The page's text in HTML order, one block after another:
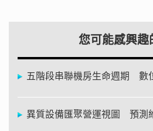
您可能感興趣
五階段串聯機房生命週期 數
異質設備匯聚營運視圖 預測